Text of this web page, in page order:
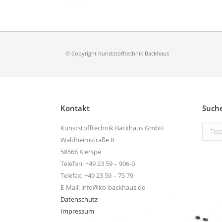
© Copyright Kunststofftechnik Backhaus
Kontakt
Kunststofftechnik Backhaus GmbH
Waldheimstraße 8
58566 Kierspe
Telefon: +49 23 59 – 906-0
Telefax: +49 23 59 – 75 79
E-Mail: info@kb-backhaus.de
Datenschutz
Impressum